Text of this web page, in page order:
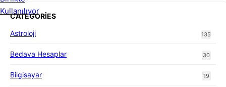
CATEGORIES
Astroloji
135
Bedava Hesaplar 30
Bilgisayar 19